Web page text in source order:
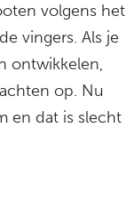
volgens het
vingers. Als je
ontwikkelen,
op. Nu
en dat is slecht